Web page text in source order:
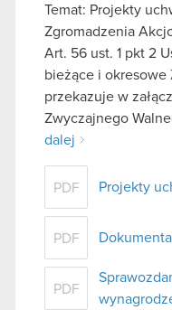
Temat: Projekty
Zgromadzenia
Art. 56 ust. 1 pkt 2
bieżące i okresowe
przekazuje w
Zwyczajnego
dalej
PDF Projekty
PDF
PDF